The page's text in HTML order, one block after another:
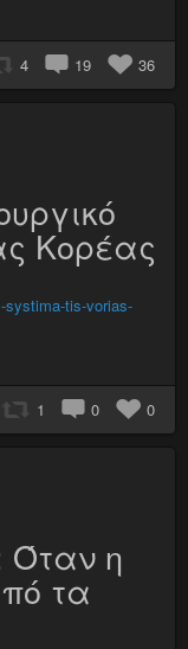
4 19 36
Κορέας
systima-tis-vorias-
1 0 0
Όταν η
τα